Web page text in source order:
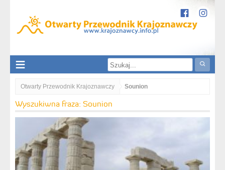
Otwarty Przewodnik Krajoznawczy Sounion
Wyszukiwna fraza: Sounion